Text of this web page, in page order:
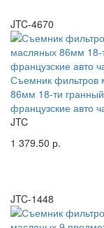
JTC-4670
Съемник фильтров
86мм 18-ти гранный
французские авто
JTC
1 379.50 р.
JTC-1448